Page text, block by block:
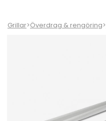
Grillar>Överdrag & rengöring>